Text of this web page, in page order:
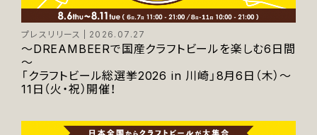
プレスリリース 2026.07.27
～DREAMBEERで国産クラフトビールを楽しむ6日間
～
「クラフトビール総選挙2026 in 川崎」8月6日（木）～
11日（火・祝）開催！